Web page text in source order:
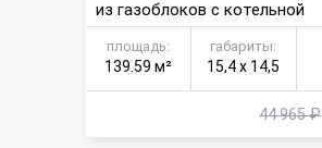
из газоблоков с котельной
площадь:
139.59 м²
габариты:
15,4 х 14,5
44 965 ₽